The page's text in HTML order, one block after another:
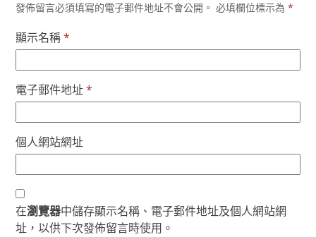
發佈留言必須填寫的電子郵件地址不會公開。 必填欄位標示為*
顯示名稱*
電子郵件地址*
個人網站網址
在瀏覽器中儲存顯示名稱、電子郵件地址及個人網站網
址，以供下次發佈留言時使用。